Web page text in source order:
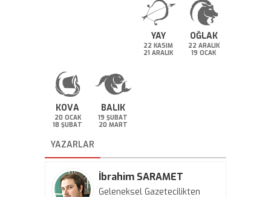
YAY
22 KASIM
21 ARALIK
OĞLAK
22 ARALIK
19 OCAK
KOVA
20 OCAK
18 ŞUBAT
BALIK
19 ŞUBAT
20 MART
YAZARLAR
İbrahim SARAMET
Geleneksel Gazetecilikten